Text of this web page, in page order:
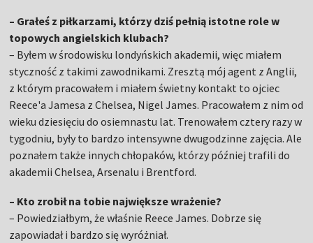
– Grałeś z piłkarzami, którzy dziś pełnią istotne role w
topowych angielskich klubach?
– Byłem w środowisku londyńskich akademii, więc miałem
styczność z takimi zawodnikami. Zresztą mój agent z Anglii,
z którym pracowałem i miałem świetny kontakt to ojciec
Reece'a Jamesa z Chelsea, Nigel James. Pracowałem z nim od
wieku dziesięciu do osiemnastu lat. Trenowałem cztery razy w
tygodniu, były to bardzo intensywne dwugodzinne zajęcia. Ale
poznałem także innych chłopaków, którzy później trafili do
akademii Chelsea, Arsenalu i Brentford.
– Kto zrobił na tobie największe wrażenie?
– Powiedziałbym, że właśnie Reece James. Dobrze się
zapowiadał i bardzo się wyróżniał.